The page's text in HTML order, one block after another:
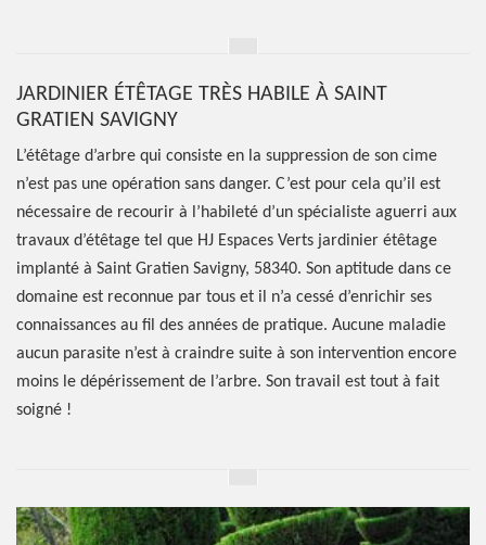
JARDINIER ÉTÊTAGE TRÈS HABILE À SAINT
GRATIEN SAVIGNY
L’étêtage d’arbre qui consiste en la suppression de son cime
n’est pas une opération sans danger. C’est pour cela qu’il est
nécessaire de recourir à l’habileté d’un spécialiste aguerri aux
travaux d’étêtage tel que HJ Espaces Verts jardinier étêtage
implanté à Saint Gratien Savigny, 58340. Son aptitude dans ce
domaine est reconnue par tous et il n’a cessé d’enrichir ses
connaissances au fil des années de pratique. Aucune maladie
aucun parasite n’est à craindre suite à son intervention encore
moins le dépérissement de l’arbre. Son travail est tout à fait
soigné !